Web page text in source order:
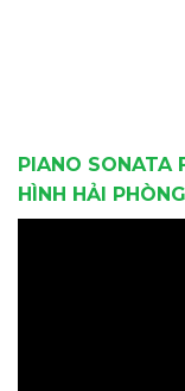
PIANO SONATA
HÌNH HẢI PHÒNG